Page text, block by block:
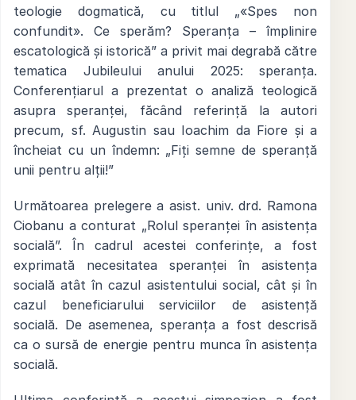
teologie dogmatică, cu titlul „«Spes non
confundit». Ce sperăm? Speranța – împlinire
escatologică și istorică” a privit mai degrabă către
tematica Jubileului anului 2025: speranța.
Conferențiarul a prezentat o analiză teologică
asupra speranței, făcând referință la autori
precum, sf. Augustin sau Ioachim da Fiore și a
încheiat cu un îndemn: „Fiți semne de speranță
unii pentru alții!”
Următoarea prelegere a asist. univ. drd. Ramona
Ciobanu a conturat „Rolul speranței în asistența
socială”. În cadrul acestei conferințe, a fost
exprimată necesitatea speranței în asistența
socială atât în cazul asistentului social, cât și în
cazul beneficiarului serviciilor de asistență
socială. De asemenea, speranța a fost descrisă
ca o sursă de energie pentru munca în asistența
socială.